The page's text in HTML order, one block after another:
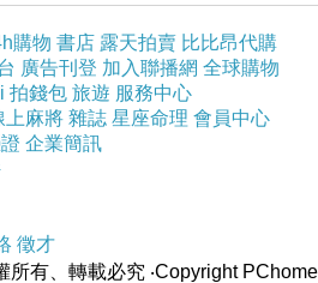
件雪紡上衣 1102017401
接前短後長襯衫-女
T-女 51135_8177
間緊緻眼霜
短靴 04569_9715
購物 書店 露天拍賣 比比昂代購
廣告刊登 加入聯播網 全球購物
拍錢包 旅遊 服務中心
上麻將 雜誌 星座命理 會員中心
企業簡訊
徵才
所有、轉載必究 ‧Copyright PChome